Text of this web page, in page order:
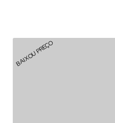
BAIXOU PREÇO